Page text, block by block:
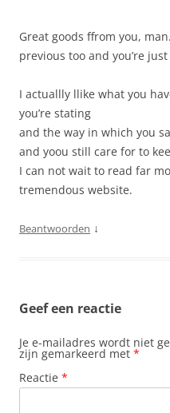
Great goods ffrom you,
previous too and you’re
I actuallly llike what you
you’re stating
and the way in which you
and yoou still care for to
I can not wait to read far
tremendous website.
Beantwoorden ↓
Geef een reactie
Je e-mailadres wordt niet
zijn gemarkeerd met *
Reactie *